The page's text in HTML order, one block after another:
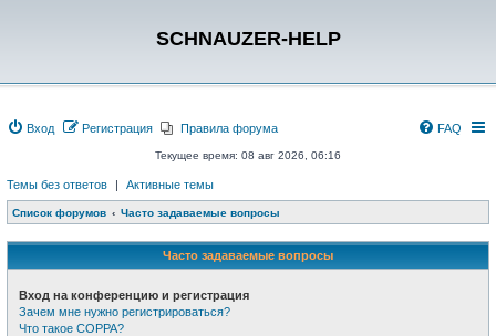
SCHNAUZER-HELP
Вход Регистрация Правила форума FAQ
Текущее время: 08 авг 2026, 06:16
Темы без ответов | Активные темы
Список форумов Часто задаваемые вопросы
Часто задаваемые вопросы
Вход на конференцию и регистрация
Зачем мне нужно регистрироваться?
Что такое COPPA?